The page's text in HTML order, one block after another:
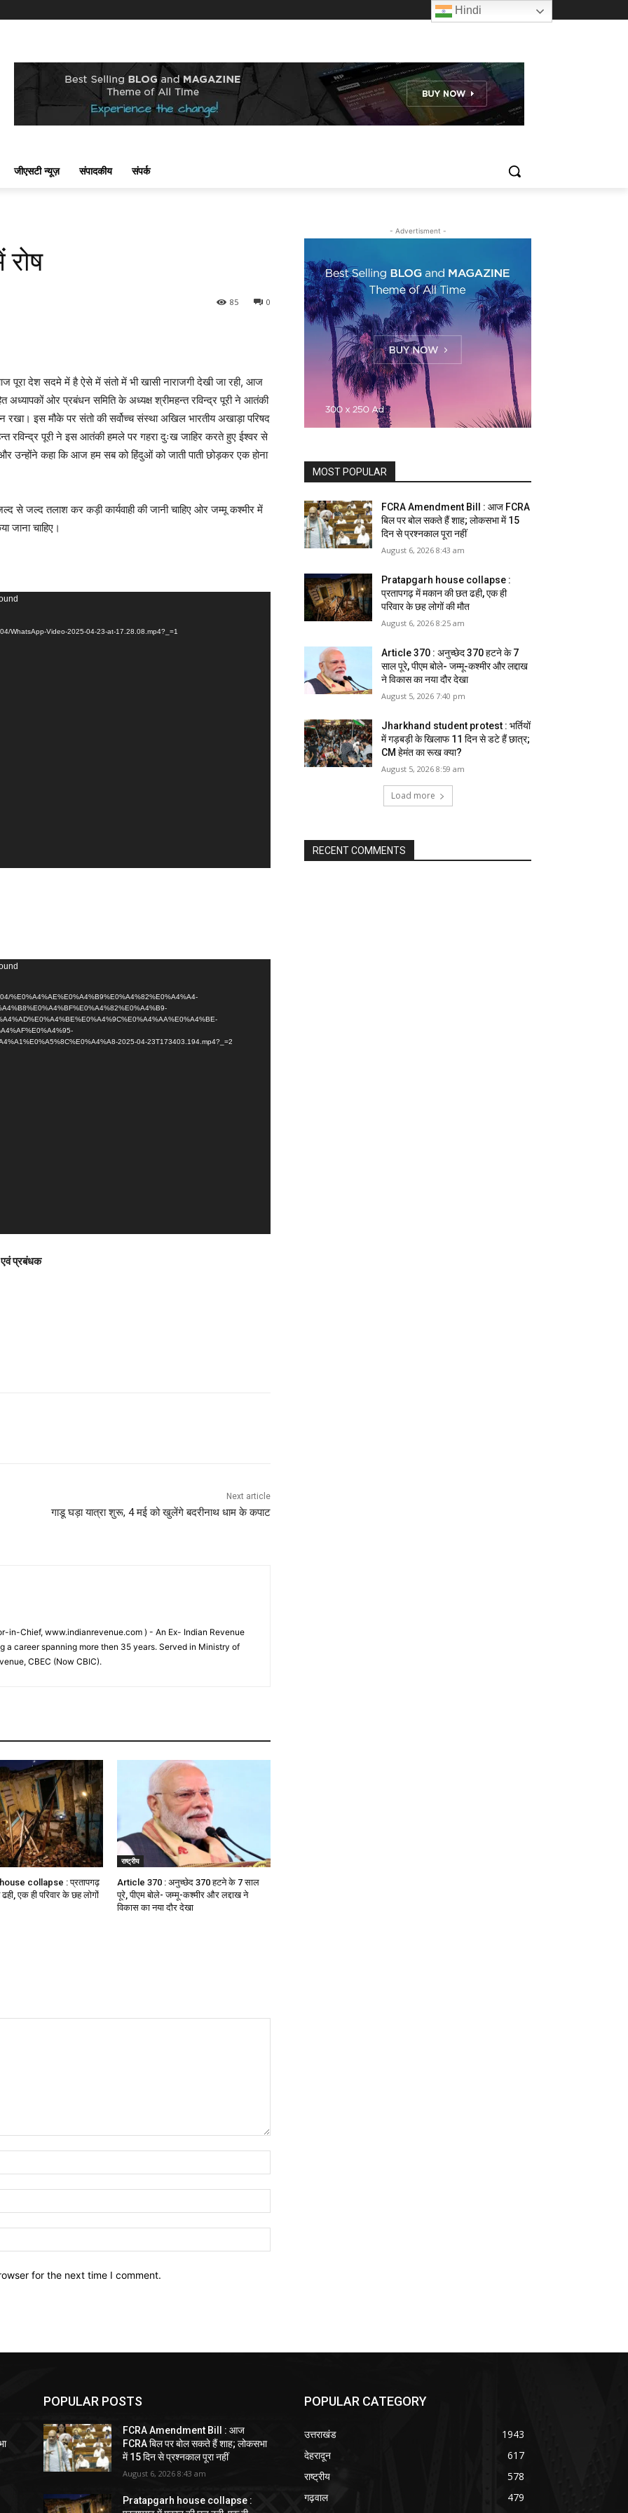
जीएसटी न्यूज़ संपादकीय संपर्क
0
85
देश सदमे में है ऐसे में संतो में भी खासी नाराजगी देखी जा रही, आज
अध्यापकों ओर प्रबंधन समिति के अध्यक्ष श्रीमहन्त रविन्द्र पूरी ने आतंकी
इस मौके पर संतो की सर्वोच्च संस्था अखिल भारतीय अखाड़ा परिषद
पूरी ने इस आतंकी हमले पर गहरा दुःख जाहिर करते हुए ईश्वर से
कहा कि आज हम सब को हिंदुओं को जाती पाती छोड़कर एक होना
से जल्द तलाश कर कड़ी कार्यवाही की जानी चाहिए ओर जम्मू कश्मीर में
जाना चाहिए।
WhatsApp-Video-2025-04-23-at-17.28.08.mp4?_=1
%E0%A4%AE%E0%A4%B9%E0%A4%82%E0%A4%A4-
2025-04-23T173403.194.mp4?_=2
एवं प्रबंधक
Next article
गाडू घड़ा यात्रा शुरू, 4 मई को खुलेंगे बदरीनाथ धाम के कपाट
in-Chief, www.indianrevenue.com ) - An Ex- Indian Revenue
a career spanning more then 35 years. Served in Ministry of
CBEC (Now CBIC).
collapse : प्रतापगढ़
एक ही परिवार के छह लोगों
राष्ट्रीय
Article 370 : अनुच्छेद 370 हटने के 7 साल
पूरे, पीएम बोले- जम्मू-कश्मीर और लद्दाख ने
विकास का नया दौर देखा
for the next time I comment.
- Advertisment -
MOST POPULAR
FCRA Amendment Bill : आज FCRA
बिल पर बोल सकते हैं शाह; लोकसभा में 15
दिन से प्रश्नकाल पूरा नहीं
August 6, 2026 8:43 am
Pratapgarh house collapse :
प्रतापगढ़ में मकान की छत ढही, एक ही
परिवार के छह लोगों की मौत
August 6, 2026 8:25 am
Article 370 : अनुच्छेद 370 हटने के 7
साल पूरे, पीएम बोले- जम्मू-कश्मीर और लद्दाख
ने विकास का नया दौर देखा
August 5, 2026 7:40 pm
Jharkhand student protest : भर्तियों
में गड़बड़ी के खिलाफ 11 दिन से डटे हैं छात्र;
CM हेमंत का रूख क्या?
August 5, 2026 8:59 am
Load more
RECENT COMMENTS
POPULAR POSTS
FCRA Amendment Bill : आज
FCRA बिल पर बोल सकते हैं शाह; लोकसभा
में 15 दिन से प्रश्नकाल पूरा नहीं
August 6, 2026 8:43 am
Pratapgarh house collapse :
POPULAR CATEGORY
उत्तराखंड
1943
देहरादून
617
राष्ट्रीय
578
गढ़वाल
479
Hindi